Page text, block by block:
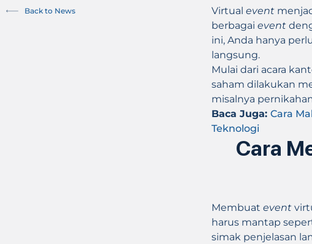
Back to News Virtual event
berbagai event
ini, Anda hanya
langsung.
Mulai dari acara
saham dilakukan
misalnya
Baca Juga: Cara
Teknologi
Cara
Membuat event
harus mantap
simak penjelasan